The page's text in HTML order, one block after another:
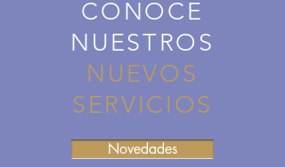
CONOCE
NUESTROS
NUEVOS
SERVICIOS
Novedades